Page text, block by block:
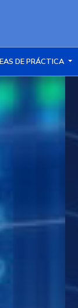
DE PRÁCTICA